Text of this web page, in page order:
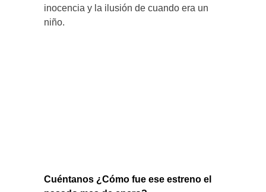
inocencia y la ilusión de cuando era un
niño.
Cuéntanos ¿Cómo fue ese estreno el